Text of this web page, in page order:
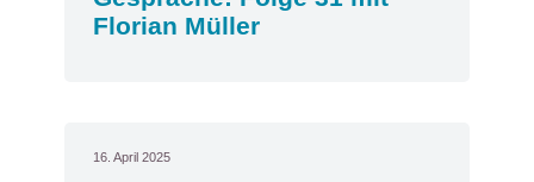
Florian Müller
16. April 2025